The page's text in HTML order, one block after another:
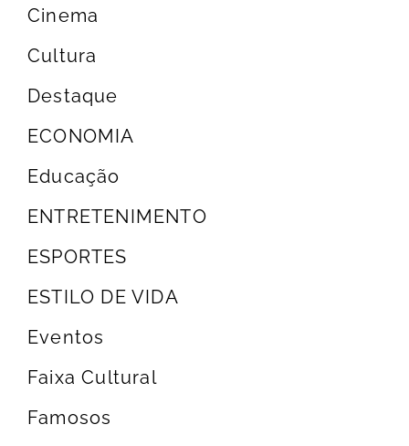
Cinema
Cultura
Destaque
ECONOMIA
Educação
ENTRETENIMENTO
ESPORTES
ESTILO DE VIDA
Eventos
Faixa Cultural
Famosos